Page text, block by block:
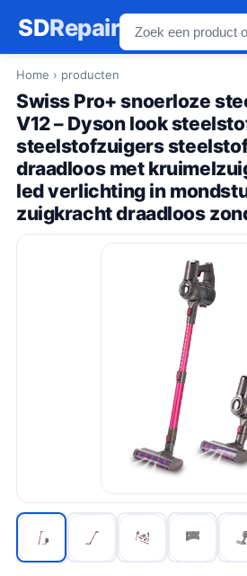
SDRepair
Home › producten
Swiss Pro+ snoerloze
V12 – Dyson look
steelstofzuigers
draadloos met
led verlichting in
zuigkracht draadloos